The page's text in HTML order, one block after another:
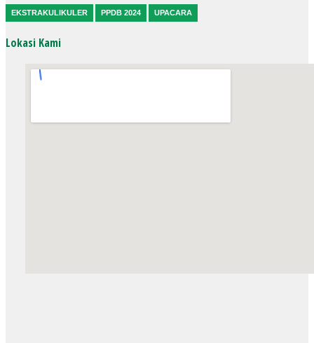
EKSTRAKULIKULER PPDB 2024 UPACARA
Lokasi Kami